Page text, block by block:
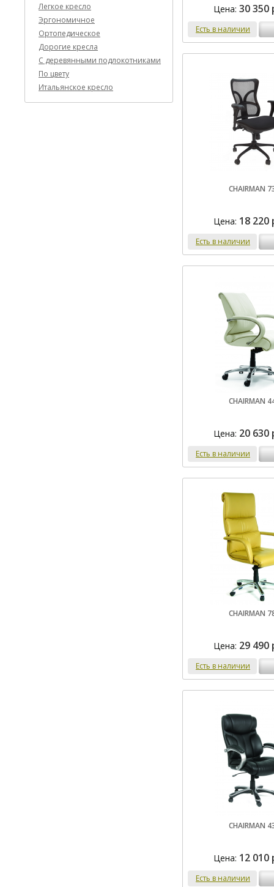
Легкое кресло
Эргономичное
Ортопедическое
Дорогие кресла
C деревянными подлокотниками
По цвету
Итальянское кресло
Цена: 30 350
Есть в наличии
CHAIRMAN
Цена: 18 220
Есть в наличии
CHAIRMAN
Цена: 20 630
Есть в наличии
CHAIRMAN
Цена: 29 490
Есть в наличии
CHAIRMAN
Цена: 12 010
Есть в наличии